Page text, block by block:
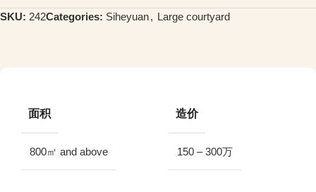
SKU: 242Categories: Siheyuan, Large courtyard
面积
800㎡ and above
造价
150 – 300万